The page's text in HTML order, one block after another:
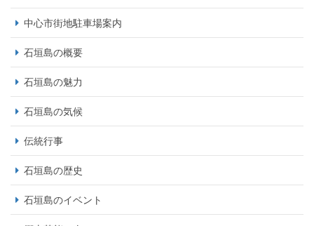
中心市街地駐車場案内
石垣島の概要
石垣島の魅力
石垣島の気候
伝統行事
石垣島の歴史
石垣島のイベント